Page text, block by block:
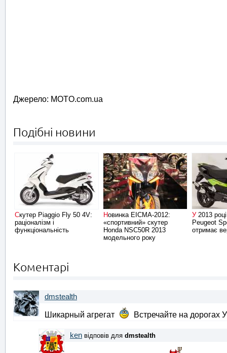
Джерело: MOTO.com.ua
Подібні новини
Скутер Piaggio Fly 50 4V:
раціоналізм і
функціональність
Новинка EICMA-2012:
«спортивний» скутер
Honda NSC50R 2013
модельного року
У 2013 році скутер
Peugeot
отримає
Коментарі
dmstealth
Шикарный агрегат Встречайте на дорогах
ken відповів для dmstealth